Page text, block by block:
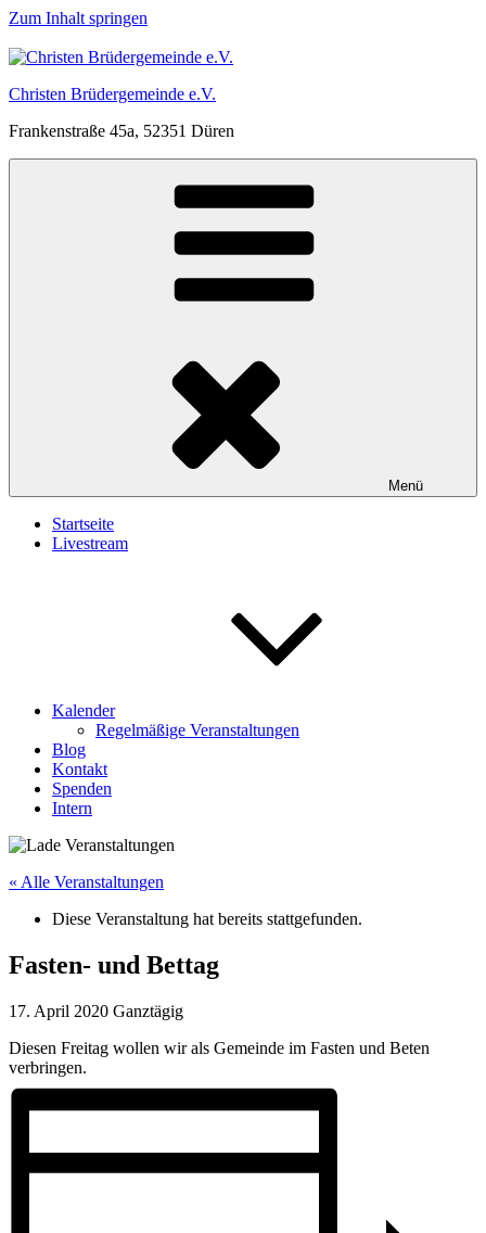
Zum Inhalt springen
Christen Brüdergemeinde e.V.
Frankenstraße 45a, 52351 Düren
Menü
Startseite
Livestream
Kalender
Regelmäßige Veranstaltungen
Blog
Kontakt
Spenden
Intern
« Alle Veranstaltungen
Diese Veranstaltung hat bereits stattgefunden.
Fasten- und Bettag
17. April 2020 Ganztägig
Diesen Freitag wollen wir als Gemeinde im Fasten und Beten
verbringen.